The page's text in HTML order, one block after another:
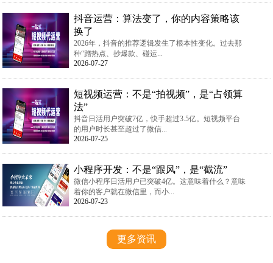
抖音运营：算法变了，你的内容策略该
换了
2026年，抖音的推荐逻辑发生了根本性变化。过去那
种“蹭热点、抄爆款、碰运...
2026-07-27
短视频运营：不是“拍视频”，是“占领算
法”
抖音日活用户突破7亿，快手超过3.5亿。短视频平台
的用户时长甚至超过了微信...
2026-07-25
小程序开发：不是“跟风”，是“截流”
微信小程序日活用户已突破4亿。这意味着什么？意味
着你的客户就在微信里，而小...
2026-07-23
更多资讯